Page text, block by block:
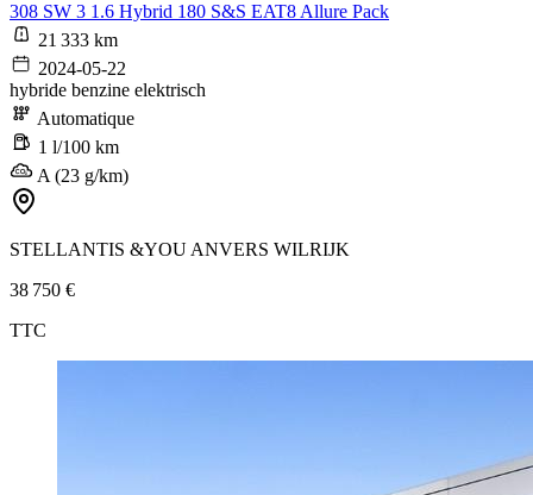
308 SW 3 1.6 Hybrid 180 S&S EAT8 Allure Pack
21 333 km
2024-05-22
hybride benzine elektrisch
Automatique
1 l/100 km
A (23 g/km)
STELLANTIS &YOU ANVERS WILRIJK
38 750 €
TTC